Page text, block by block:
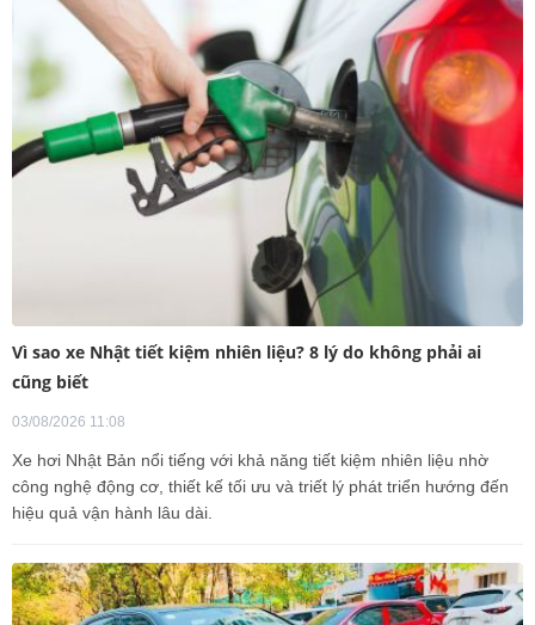
Vì sao xe Nhật tiết kiệm nhiên liệu? 8 lý do không phải ai
cũng biết
03/08/2026 11:08
Xe hơi Nhật Bản nổi tiếng với khả năng tiết kiệm nhiên liệu nhờ
công nghệ động cơ, thiết kế tối ưu và triết lý phát triển hướng đến
hiệu quả vận hành lâu dài.